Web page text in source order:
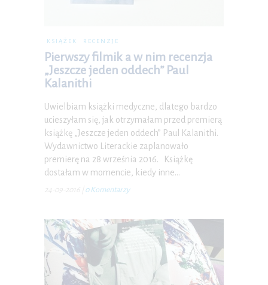
KSIĄŻEK RECENZJE
Pierwszy filmik a w nim recenzja
„Jeszcze jeden oddech” Paul
Kalanithi
Uwielbiam książki medyczne, dlatego bardzo
ucieszyłam się, jak otrzymałam przed premierą
książkę „Jeszcze jeden oddech” Paul Kalanithi.
Wydawnictwo Literackie zaplanowało
premierę na 28 września 2016. Książkę
dostałam w momencie, kiedy inne…
24-09-2016 0 Komentarzy